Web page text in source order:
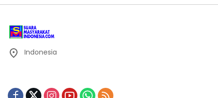
Indonesia